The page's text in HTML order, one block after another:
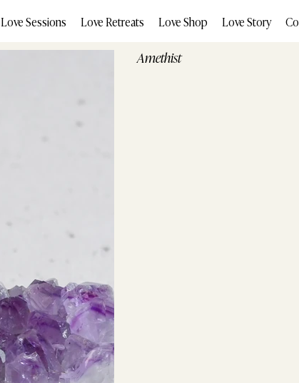
Love Sessions Love Retreats Love Shop Love Story
Amethist